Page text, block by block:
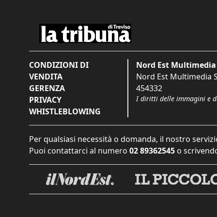
CONDIZIONI DI
VENDITA
GERENZA
PRIVACY
WHISTLEBLOWING
Nord Est Multimedia
Nord Est Multimedia
454332
I diritti delle immagini e
Per qualsiasi necessità o domanda, il nostro
Puoi contattarci al numero 02 89362545 o